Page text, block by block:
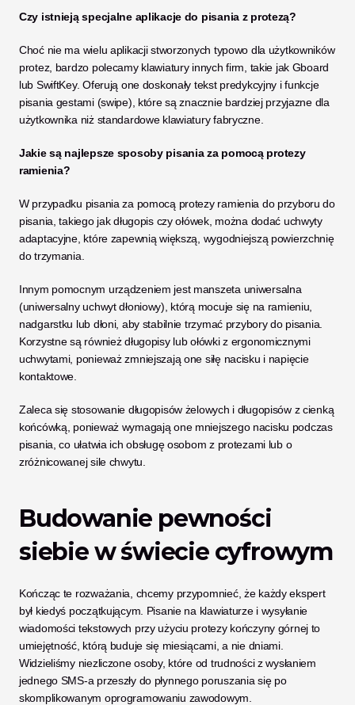
Czy istnieją specjalne aplikacje do pisania z protezą?
Choć nie ma wielu aplikacji stworzonych typowo dla użytkowników
protez, bardzo polecamy klawiatury innych firm, takie jak Gboard
lub SwiftKey. Oferują one doskonały tekst predykcyjny i funkcje
pisania gestami (swipe), które są znacznie bardziej przyjazne dla
użytkownika niż standardowe klawiatury fabryczne.
Jakie są najlepsze sposoby pisania za pomocą protezy
ramienia?
W przypadku pisania za pomocą protezy ramienia do przyboru do
pisania, takiego jak długopis czy ołówek, można dodać uchwyty
adaptacyjne, które zapewnią większą, wygodniejszą powierzchnię
do trzymania.
Innym pomocnym urządzeniem jest manszeta uniwersalna
(uniwersalny uchwyt dłoniowy), którą mocuje się na ramieniu,
nadgarstku lub dłoni, aby stabilnie trzymać przybory do pisania.
Korzystne są również długopisy lub ołówki z ergonomicznymi
uchwytami, ponieważ zmniejszają one siłę nacisku i napięcie
kontaktowe.
Zaleca się stosowanie długopisów żelowych i długopisów z cienką
końcówką, ponieważ wymagają one mniejszego nacisku podczas
pisania, co ułatwia ich obsługę osobom z protezami lub o
zróżnicowanej sile chwytu.
Budowanie pewności
siebie w świecie cyfrowym
Kończąc te rozważania, chcemy przypomnieć, że każdy ekspert
był kiedyś początkującym. Pisanie na klawiaturze i wysyłanie
wiadomości tekstowych przy użyciu protezy kończyny górnej to
umiejętność, którą buduje się miesiącami, a nie dniami.
Widzieliśmy niezliczone osoby, które od trudności z wysłaniem
jednego SMS-a przeszły do płynnego poruszania się po
skomplikowanym oprogramowaniu zawodowym.